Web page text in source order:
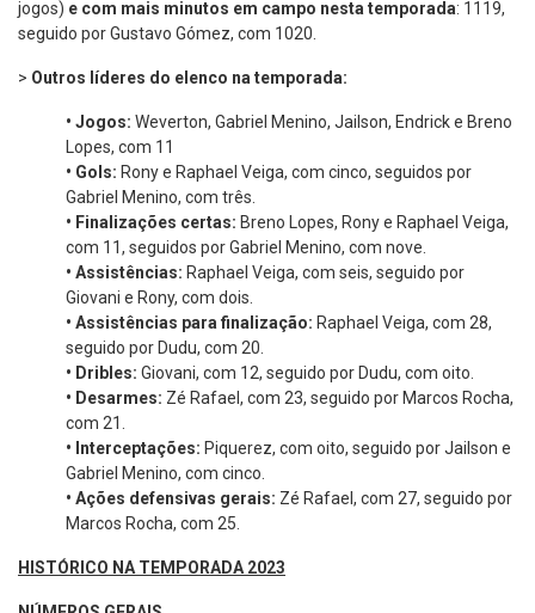
jogos) e com mais minutos em campo nesta temporada: 1119,
seguido por Gustavo Gómez, com 1020.
> Outros líderes do elenco na temporada:
• Jogos: Weverton, Gabriel Menino, Jailson, Endrick e Breno
Lopes, com 11
• Gols: Rony e Raphael Veiga, com cinco, seguidos por
Gabriel Menino, com três.
• Finalizações certas: Breno Lopes, Rony e Raphael Veiga,
com 11, seguidos por Gabriel Menino, com nove.
• Assistências: Raphael Veiga, com seis, seguido por
Giovani e Rony, com dois.
• Assistências para finalização: Raphael Veiga, com 28,
seguido por Dudu, com 20.
• Dribles: Giovani, com 12, seguido por Dudu, com oito.
• Desarmes: Zé Rafael, com 23, seguido por Marcos Rocha,
com 21.
• Interceptações: Piquerez, com oito, seguido por Jailson e
Gabriel Menino, com cinco.
• Ações defensivas gerais: Zé Rafael, com 27, seguido por
Marcos Rocha, com 25.
HISTÓRICO NA TEMPORADA 2023